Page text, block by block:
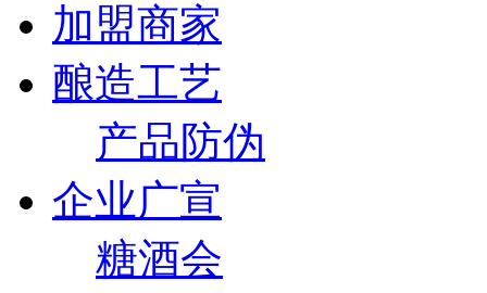
加盟商家
酿造工艺
产品防伪
企业广宣
糖酒会